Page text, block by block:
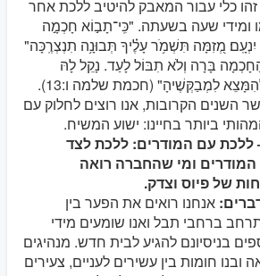
כלי עבור המאבק להיטיב ללכת אחר
ומידי שעה בשעתה. "כִּֽי־תָב֣וֹא חָכְמָ֣ה
מְ֭זִמָּה תִּשְׁמֹ֥ר עָלֶ֗יךָ תְּבוּנָ֥ה תִנְצְרֶֽכָּה"
ב:21-20); "הַחָכְמָה בָּרָה וְלֹא תִבּוֹל לָעַד. נָקֵל לָהּ
לִמְבַקְּשֶׁיהָ" (חכמת שלמה ו:13).
השנים הקרובות, אנו רוצים לחלוק עם
ביותר בחיינו: ישוע המשיח.
ללכת עם המודרים: ללכת לצד
המודרים ומי שהחברה רואה
של פיוס וצדק.
אנחנו רואים את הפער בין
ברחבי תבל ואנו שומעים מידי
בניסיונם להגיע לבית חדש. מנהיגים
ובנו חומות בין עשירים לעניים, צעירים